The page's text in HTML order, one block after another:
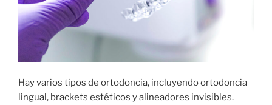
Hay varios tipos de ortodoncia, incluyendo ortodoncia
lingual, brackets estéticos y alineadores invisibles.